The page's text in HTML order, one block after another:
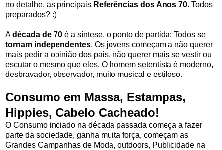
no detalhe, as principais Referências dos Anos 70. Todos
preparados? :)
Adécada de 70 é a síntese, o ponto de partida: Todos se
tornam independentes. Os jovens começam a não querer
mais pedir a opinião dos pais, não querer mais se vestir ou
escutar o mesmo que eles. O homem setentista é moderno,
desbravador, observador, muito musical e estiloso.
Consumo em Massa, Estampas,
Hippies, Cabelo Cacheado!
O Consumo inciado na década passada começa a fazer
parte da sociedade, ganha muita força, começam as
Grandes Campanhas de Moda, outdoors, Publicidade na